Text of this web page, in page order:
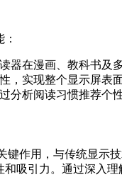
器在漫画、教科书及
，实现整个显示屏表
分析阅读习惯推荐个
键作用，与传统显示
吸引力。通过深入